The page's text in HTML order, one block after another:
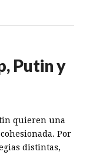
Putin y
quieren una
Por
distintas,